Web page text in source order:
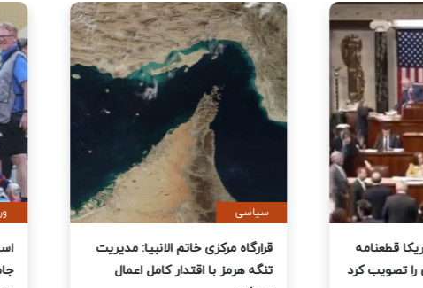
سیاسی
مجلس نمایندگان آمریکا قطعنامه
پایان جنگ علیه ایران را تصویب کرد
سیاسی
قرارگاه مرکزی خاتم الانبیا:
تنگه هرمز با اقتدار کامل اعمال